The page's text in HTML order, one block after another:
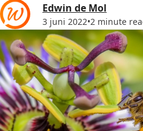
Edwin de Mol
3 juni 2022•2 minute